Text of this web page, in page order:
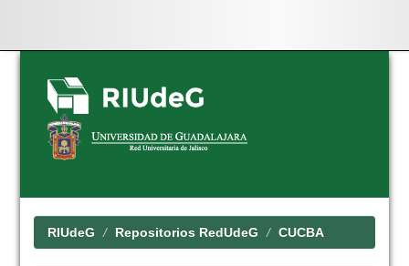
Skip
navigation
RIUdeG Repositorios RedUdeG CUCBA